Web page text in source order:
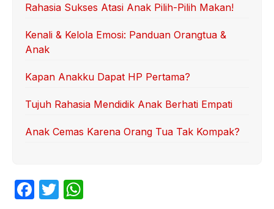
Rahasia Sukses Atasi Anak Pilih-Pilih Makan!
Kenali & Kelola Emosi: Panduan Orangtua &
Anak
Kapan Anakku Dapat HP Pertama?
Tujuh Rahasia Mendidik Anak Berhati Empati
Anak Cemas Karena Orang Tua Tak Kompak?
F
T